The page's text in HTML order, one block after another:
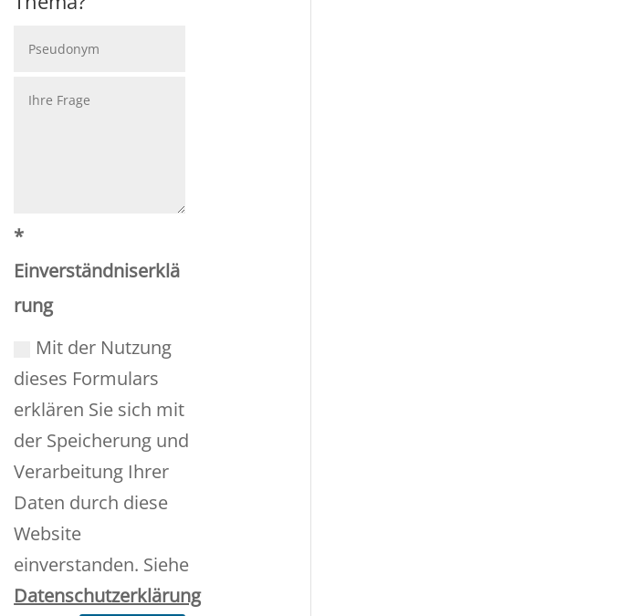
*
Einverständniserklä
rung
Mit der Nutzung
dieses Formulars
erklären Sie sich mit
der Speicherung und
Verarbeitung Ihrer
Daten durch diese
Website
einverstanden. Siehe
Datenschutzerklärung